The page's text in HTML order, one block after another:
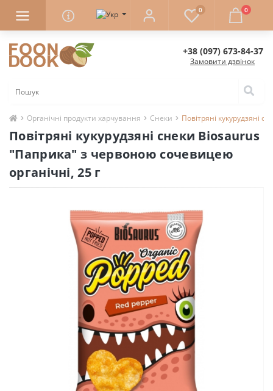
0 0
+38 (097) 673-84-37
Замовити дзвінок
Органічні продукти харчування Снеки Повітряні кукурудзяні
Повітряні кукурудзяні снеки Biosaurus
"Паприка" з червоною сочевицею
органічні, 25 г